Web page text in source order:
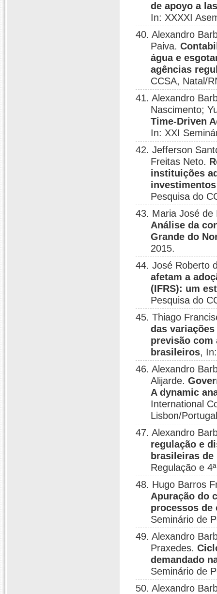
de apoyo a
In: XXXXI
40. Alexandro
Paiva.
água e
agências
CCSA, Natal/
41. Alexandro
Nascimento;
Time-Driven
In: XXI
42. Jefferson
Freitas Neto.
instituições
Pesquisa do
43. Maria José de
Análise da
Grande do
2015.
44. José Roberto
afetam a
(IFRS): um
Pesquisa do
45. Thiago
das
previsão com
brasileiros,
46. Alexandro
Alijarde.
A dynamic
International
Lisbon/
47. Alexandro
regulação e
brasileiras
Regulação e
48. Hugo Barros
Apuração do
processos de
Seminário de
49. Alexandro
Praxedes.
demandado
Seminário de
50. Alexandro